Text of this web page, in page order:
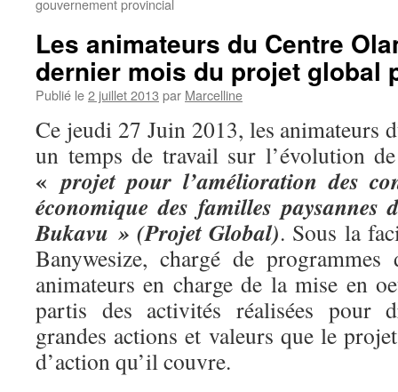
gouvernement provincial
Les animateurs du Centre
dernier mois du projet global
Publié le2 juillet 2013 par Marcelline
Ce jeudi 27 Juin 2013, les animateurs
un temps de travail sur l’évolution
«projet pour l’amélioration des
économique des familles paysannes
Bukavu » (Projet Global). Sous la
Banywesize, chargé de
animateurs en charge de la mise en
partis des activités réalisées pour
grandes actions et valeurs que le
d’action qu’il couvre.